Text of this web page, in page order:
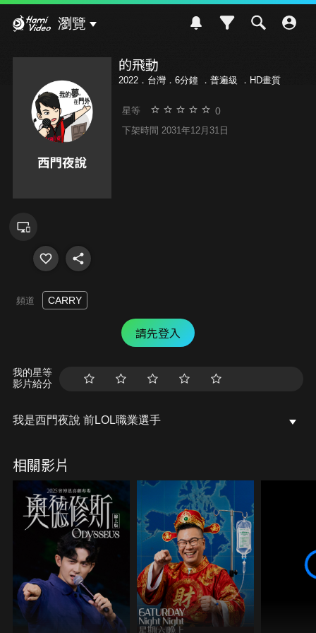
瀏覽
的飛動
2022．台灣．6分鐘 ． 普遍級 ．HD畫質
星等 0
下架時間 2031年12月31日
頻道 CARRY
請先登入
我的星等
影片給分
我是西門夜說 前LOL職業選手
相關影片